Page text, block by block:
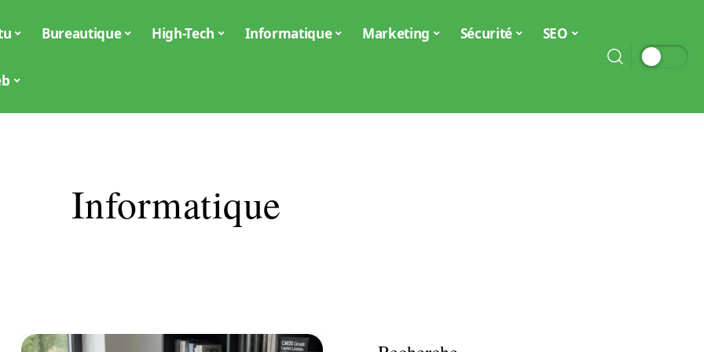
Bureautique High-Tech Informatique Marketing Sécurité SEO
Informatique